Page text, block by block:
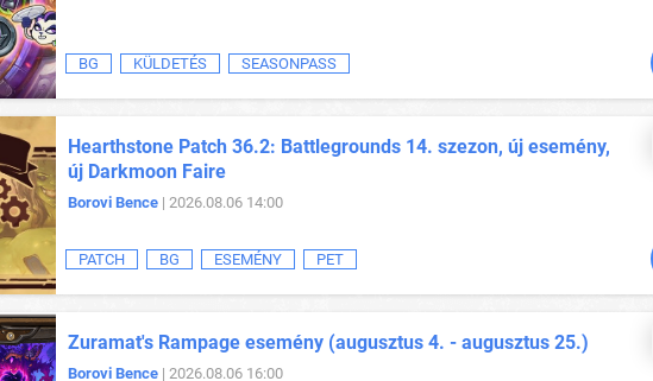
BG KÜLDETÉS SEASONPASS
Hearthstone Patch 36.2: Battlegrounds 14. szezon, új esemény,
új Darkmoon Faire
Borovi Bence | 2026.08.06 14:00
PATCH BG ESEMÉNY PET
Zuramat's Rampage esemény (augusztus 4. - augusztus 25.)
Borovi Bence | 2026.08.06 16:00